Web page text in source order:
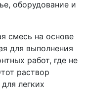
оборудование и
смесь на основе
для выполнения
работ, где не
раствор
легких